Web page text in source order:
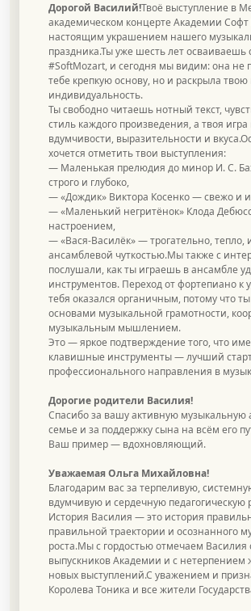
Дорогой Василий!Твоё выступление в
академическом концерте Академии
настоящим украшением нашего
праздника.Ты уже шесть лет осваиваешь
#SoftMozart, и сегодня мы видим: она не
тебе крепкую основу, но и раскрыла
индивидуальность.
Ты свободно читаешь нотный текст,
стиль каждого произведения, а твоя игра
вдумчивости, выразительности и
хочется отметить твои выступления:
— Маленькая прелюдия до минор И. С.
строго и глубоко,
— «Дождик» Виктора Косенко — свежо и
— «Маленький негритёнок» Клода
настроением,
— «Вася-Василёк» — трогательно, тепло,
ансамблевой чуткостью.Мы также с
послушали, как ты играешь в ансамбле
инструментов. Переход от фортепиано к
тебя оказался органичным, потому что
основами музыкальной грамотности,
музыкальным мышлением.
Это — яркое подтверждение того, что
клавишные инструменты — лучший
профессионального направления в
Дорогие родители Василия!
Спасибо за вашу активную музыкальную
семье и за поддержку сына на всём его
Ваш пример — вдохновляющий.
Уважаемая Ольга Михайловна!
Благодарим вас за терпеливую,
вдумчивую и сердечную педагогическую
История Василия — это история
правильной траектории и осознанного
роста.Мы с гордостью отмечаем Василия
выпускников Академии и с нетерпением
новых выступлений.С уважением и
Королева Тоника и все жители